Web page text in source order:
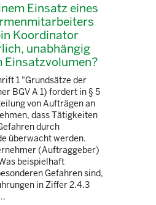
Einsatz eines
Koordinator
unabhängig
Einsatzvolumen?
1 "Grundsätze der
BGV A 1) fordert in § 5
von Aufträgen an
dass Tätigkeiten
durch
überwacht werden.
(Auftraggeber)
beispielhaft
Gefahren sind,
in Ziffer 2.4.3